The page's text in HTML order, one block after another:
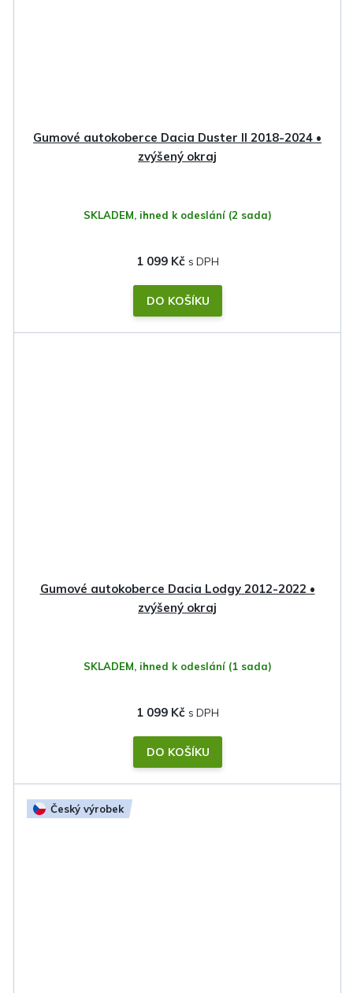
Gumové autokoberce Dacia Duster II 2018-2024 •
zvýšený okraj
SKLADEM, ihned k odeslání (2 sada)
1 099 Kč
DO KOŠÍKU
Gumové autokoberce Dacia Lodgy 2012-2022 •
zvýšený okraj
SKLADEM, ihned k odeslání (1 sada)
1 099 Kč
DO KOŠÍKU
Český výrobek